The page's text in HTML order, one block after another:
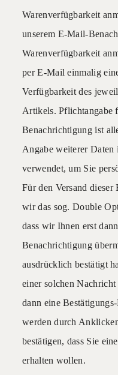
Warenverfügbarkeit
unserem E-Mail-
Warenverfügbarkeit
per E-Mail einmalig
Verfügbarkeit des
Artikels. Pflichtangabe
Benachrichtigung ist
Angabe weiterer
verwendet, um Sie
Für den Versand
wir das sog. Double
dass wir Ihnen erst
Benachrichtigung
ausdrücklich bestätigt
einer solchen
dann eine
werden durch
bestätigen, dass Sie
erhalten wollen.